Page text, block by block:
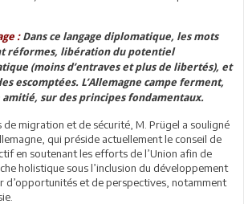
: Dans ce langage diplomatique, les mots
réformes, libération du potentiel
(moins d’entraves et plus de libertés), et
escomptées. L’Allemagne campe ferment,
sur des principes fondamentaux.
de migration et de sécurité, M. Prügel a souligné
qui préside actuellement le conseil de
en soutenant les efforts de l’Union afin de
holistique sous l’inclusion du développement
d’opportunités et de perspectives, notamment